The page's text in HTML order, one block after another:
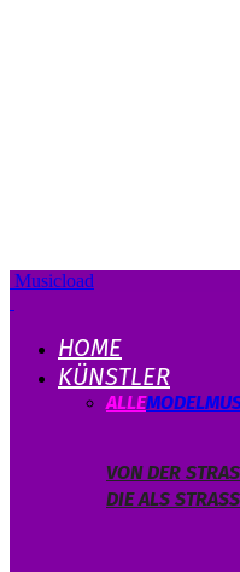
Musicload
HOME
KÜNSTLER
ALLEMODEL
VON DER
IE ALS